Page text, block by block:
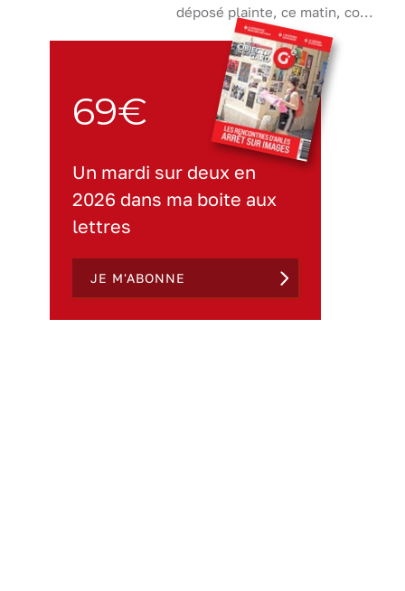
déposé plainte, ce matin, co...
69€
Un mardi sur deux en
2026 dans ma boite aux
lettres
JE M'ABONNE